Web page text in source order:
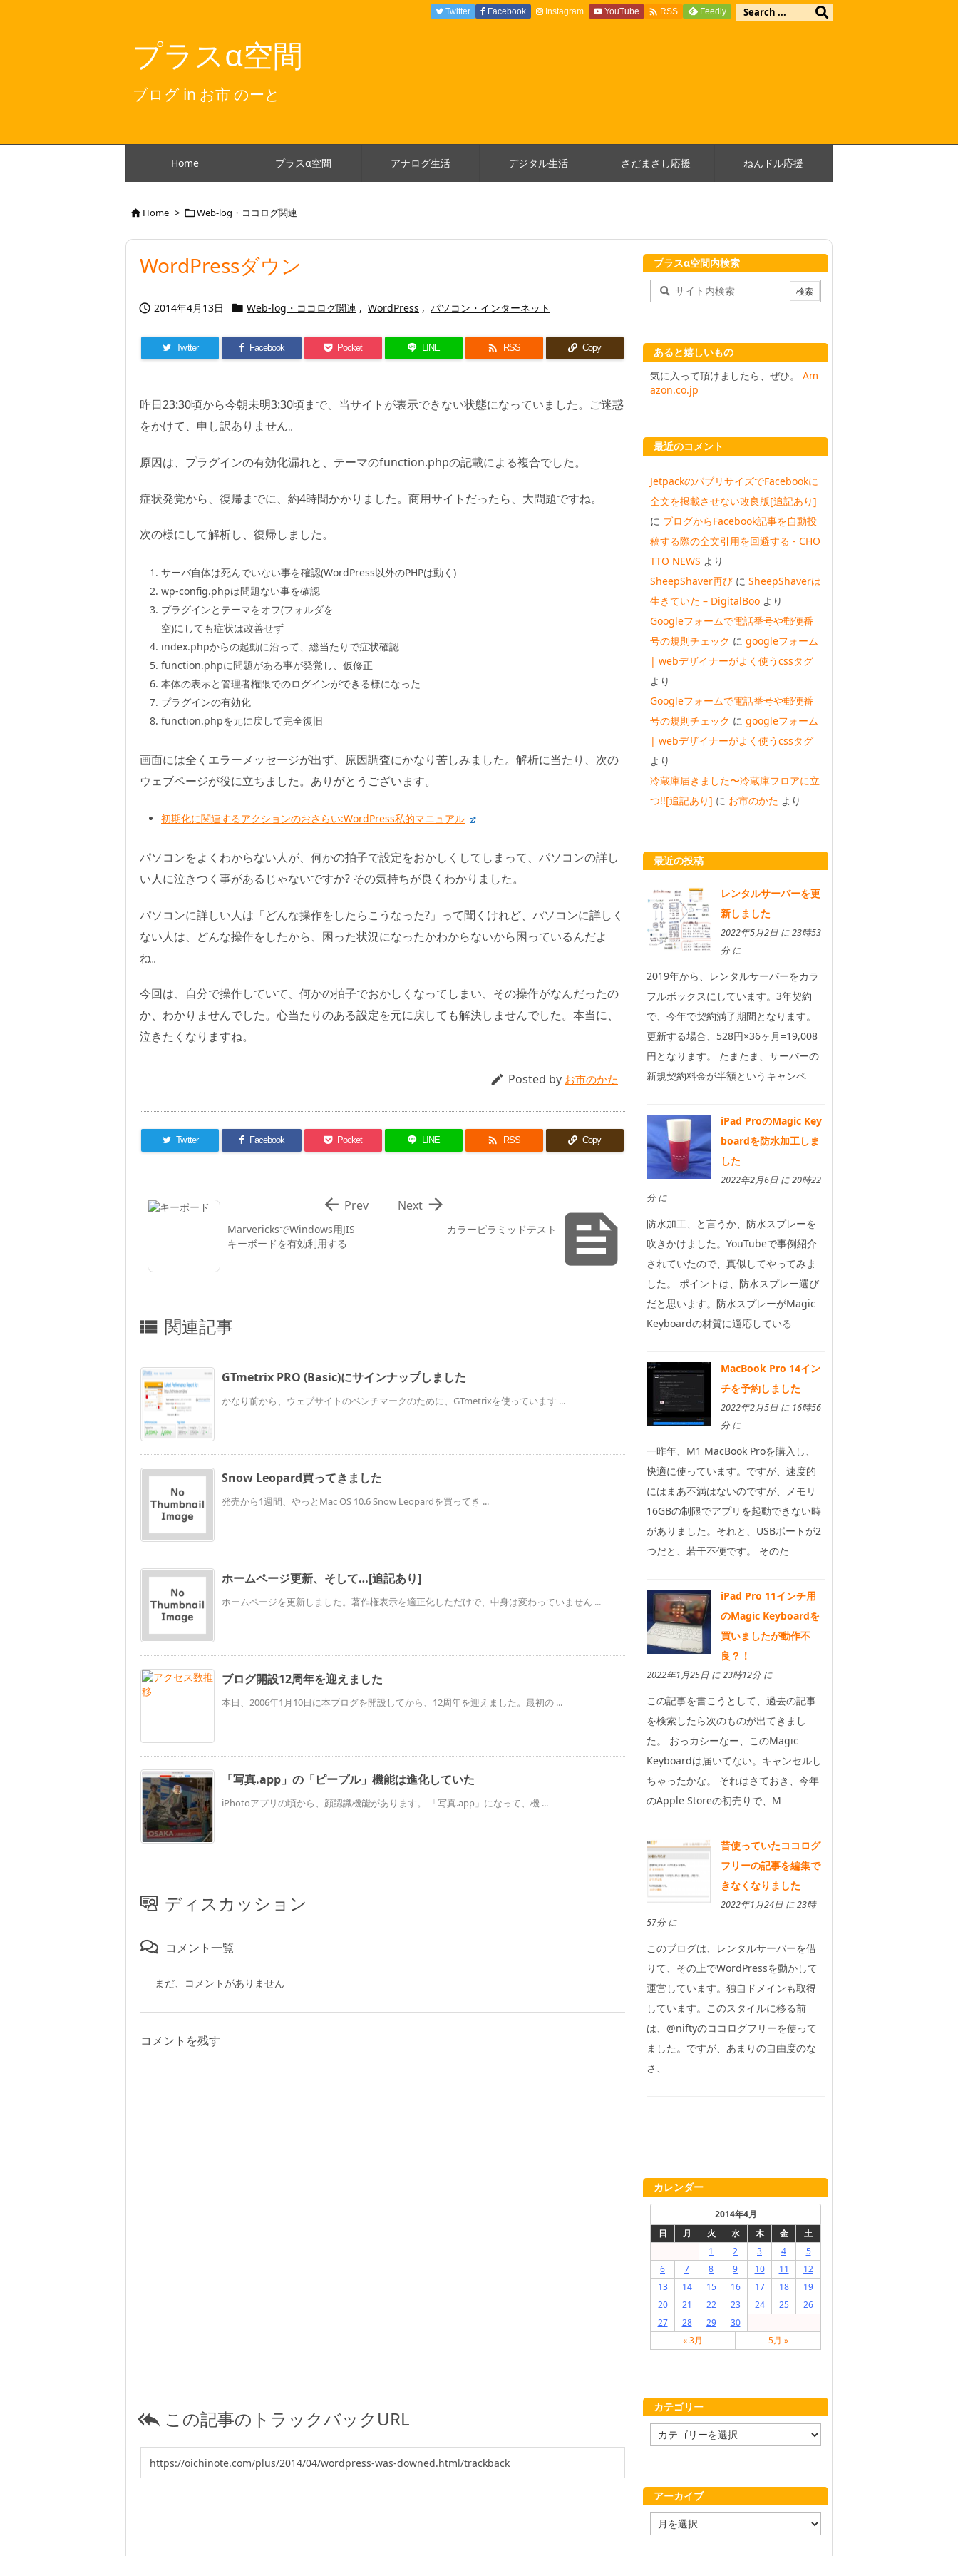
プラスα空間
ブログ in お市 のーと
Home プラスα空間 アナログ生活 デジタル生活 さだまさし応援 ねんドル応援
Twitter Facebook Instagram YouTube  RSS Feedly
Home > Web-log・ココログ関連
WordPressダウン
 2014年4月13日  Web-log・ココログ関連 , WordPress , パソコン・インターネット
Twitter Facebook Pocket LINE  RSS Copy
昨日23:30頃から今朝未明3:30頃まで、当サイトが表示できない状態になっていました。ご迷惑
をかけて、申し訳ありません。
原因は、プラグインの有効化漏れと、テーマのfunction.phpの記載による複合でした。
症状発覚から、復帰までに、約4時間かかりました。商用サイトだったら、大問題ですね。
次の様にして解析し、復帰しました。
サーバ自体は死んでいない事を確認(WordPress以外のPHPは動く)
wp-config.phpは問題ない事を確認
プラグインとテーマをオフ(フォルダを
空)にしても症状は改善せず
index.phpからの起動に沿って、総当たりで症状確認
function.phpに問題がある事が発覚し、仮修正
本体の表示と管理者権限でのログインができる様になった
プラグインの有効化
function.phpを元に戻して完全復旧
画面には全くエラーメッセージが出ず、原因調査にかなり苦しみました。解析に当たり、次の
ウェブページが役に立ちました。ありがとうございます。
初期化に関連するアクションのおさらい:WordPress私的マニュアル
パソコンをよくわからない人が、何かの拍子で設定をおかしくしてしまって、パソコンの詳し
い人に泣きつく事があるじゃないですか? その気持ちが良くわかりました。
パソコンに詳しい人は「どんな操作をしたらこうなった?」って聞くけれど、パソコンに詳しく
ない人は、どんな操作をしたから、困った状況になったかわからないから困っているんだよ
ね。
今回は、自分で操作していて、何かの拍子でおかしくなってしまい、その操作がなんだったの
か、わかりませんでした。心当たりのある設定を元に戻しても解決しませんでした。本当に、
泣きたくなりますね。
 Posted by お市のかた
Twitter Facebook Pocket LINE  RSS Copy

カラーピラミッドテスト

Next
MarvericksでWindows用JIS
キーボードを有効利用する
 Prev
 関連記事
GTmetrix PRO (Basic)にサインナップしました
かなり前から、ウェブサイトのベンチマークのために、GTmetrixを使っています ...
Snow Leopard買ってきました
発売から1週間、やっとMac OS 10.6 Snow Leopardを買ってき ...
ホームページ更新、そして…[追記あり]
ホームページを更新しました。著作権表示を適正化しただけで、中身は変わっていません ...
ブログ開設12周年を迎えました
本日、2006年1月10日に本ブログを開設してから、12周年を迎えました。最初の ...
「写真.app」の「ピープル」機能は進化していた
iPhotoアプリの頃から、顔認識機能があります。 「写真.app」になって、機 ...
ディスカッション
コメント一覧
まだ、コメントがありません
コメントを残す
 この記事のトラックバックURL
プラスα空間内検索
あると嬉しいもの
気に入って頂けましたら、ぜひ。 Am
azon.co.jp
最近のコメント
JetpackのパブリサイズでFacebookに
全文を掲載させない改良版[追記あり]
に ブログからFacebook記事を自動投
稿する際の全文引用を回避する - CHO
TTO NEWS より
SheepShaver再び に SheepShaverは
生きていた – DigitalBoo より
Googleフォームで電話番号や郵便番
号の規則チェック に googleフォーム
| webデザイナーがよく使うcssタグ
より
Googleフォームで電話番号や郵便番
号の規則チェック に googleフォーム
| webデザイナーがよく使うcssタグ
より
冷蔵庫届きました〜冷蔵庫フロアに立
つ!![追記あり] に お市のかた より
最近の投稿
レンタルサーバーを更
新しました
2022年5月2日 に 23時53
分 に
2019年から、レンタルサーバーをカラ
フルボックスにしています。3年契約
で、今年で契約満了期間となります。
更新する場合、528円×36ヶ月=19,008
円となります。 たまたま、サーバーの
新規契約料金が半額というキャンペ
iPad ProのMagic Key
boardを防水加工しま
した
2022年2月6日 に 20時22
分 に
防水加工、と言うか、防水スプレーを
吹きかけました。YouTubeで事例紹介
されていたので、真似してやってみま
した。 ポイントは、防水スプレー選び
だと思います。防水スプレーがMagic
Keyboardの材質に適応している
MacBook Pro 14イン
チを予約しました
2022年2月5日 に 16時56
分 に
一昨年、M1 MacBook Proを購入し、
快適に使っています。ですが、速度的
にはまあ不満はないのですが、メモリ
16GBの制限でアプリを起動できない時
がありました。それと、USBポートが2
つだと、若干不便です。 そのた
iPad Pro 11インチ用
のMagic Keyboardを
買いましたが動作不
良？！
2022年1月25日 に 23時12分 に
この記事を書こうとして、過去の記事
を検索したら次のものが出てきまし
た。 おっカシーなー、このMagic
Keyboardは届いてない。キャンセルし
ちゃったかな。 それはさておき、今年
のApple Storeの初売りで、M
昔使っていたココログ
フリーの記事を編集で
きなくなりました
2022年1月24日 に 23時
57分 に
このブログは、レンタルサーバーを借
りて、その上でWordPressを動かして
運営しています。独自ドメインも取得
しています。このスタイルに移る前
は、@niftyのココログフリーを使って
ました。ですが、あまりの自由度のな
さ、
カレンダー
2014年4月
日
月 火 水 木 金
土
1
2 3 4
5
6
7 8 9 10 11
12
13
14 15 16 17 18
19
20
21 22 23 24 25
26
27
28 29
30
« 3月
5月 »
カテゴリー
テ
ー
アーカイブ
ー